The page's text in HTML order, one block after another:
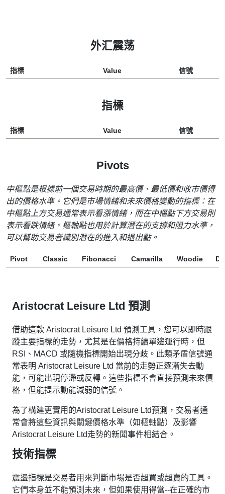
外汇震荡
指標 Value 信號
指標
指標 Value 信號
Pivots
中樞點是根據前一個交易時期的最高價、最低價和收市價得
出的價格水準。它們是市場情緒和未來價格變動的指標：在
中樞點上方交易通常表示看漲情緒，而在中樞點下方交易則
表示看跌情緒。樞軸點也用於計算潛在的支撐和阻力水準，
可以幫助交易者識別潛在的進入和退出點。
Pivot Classic Fibonacci Camarilla Woodie
Aristocrat Leisure Ltd 預測
借助這款 Aristocrat Leisure Ltd 預測工具，您可以即時跟
蹤主要指標的走勢，尤其是在價格持續單邊運行時，但
RSI、MACD 或隨機指標開始出現分歧。此類矛盾信號通
常表明 Aristocrat Leisure Ltd 當前的走勢正逐漸失去動
能，可能出現停滯或反轉。這些指標不會直接預測未來價
格，但能提示動能減弱的信號。
為了構建更實用的Aristocrat Leisure Ltd預測，交易者通
常會將這些資訊與關鍵價格水準（如樞軸點）及影響
Aristocrat Leisure Ltd走勢的新聞事件相結合。
技術指標
震盪指標是交易者用來判斷市場是否超買或超賣的工具。
它們本身並不能預測未來，但如果使用得當--在正確的市